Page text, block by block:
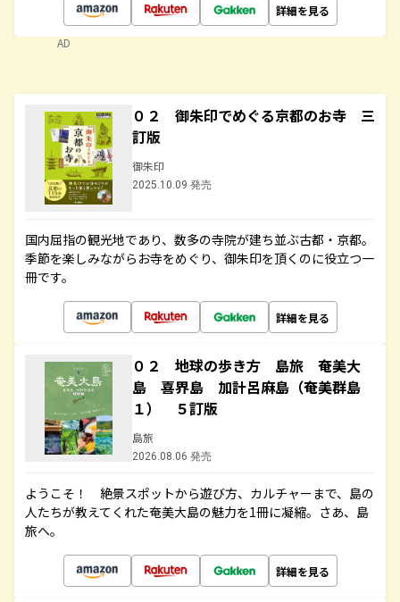
詳細を見る
AD
０２ 御朱印でめぐる京都のお寺 三
訂版
御朱印
2025.10.09 発売
国内屈指の観光地であり、数多の寺院が建ち並ぶ古都・京都。
季節を楽しみながらお寺をめぐり、御朱印を頂くのに役立つ一
冊です。
詳細を見る
０２ 地球の歩き方 島旅 奄美大
島 喜界島 加計呂麻島（奄美群島
１） ５訂版
島旅
2026.08.06 発売
ようこそ！ 絶景スポットから遊び方、カルチャーまで、島の
人たちが教えてくれた奄美大島の魅力を1冊に凝縮。さあ、島
旅へ。
詳細を見る